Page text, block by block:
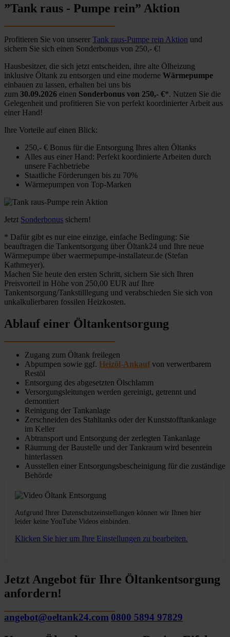
”Tank raus - Pumpe rein” Aktion
Profitieren Sie von unserer Tank raus-Pumpe rein Aktion und
sichern Sie sich einen Sonderbonus von 250,- €!
Hausbesitzer, die sich jetzt entscheiden, ihre alte Ölheizung
inklusive Öltank zu entsorgen und eine moderne Wärmepumpe
einbauen zu lassen, erhalten bei uns bis
zum 30.09.2026 einen Sonderbonus von 250,- €*. Nutzen Sie die
Gelegenheit und profitieren Sie von perfekt koordinierter Arbeit aus
einer Hand!
Ihre Vorteile auf einen Blick:
250,- € Bonus für die Entsorgung Ihres alten Öltanks
Alles aus einer Hand: Perfekt koordinierte Arbeiten durch
unsere Fachbetriebe
Staatliche Förderungen bis zu 70%
Wärmepumpen von Top-Marken
Jetzt Sonderbonus sichern!
* Dafür gibt es nur eine einzige, einfache Bedingung: Sie
beauftragen die Tankentsorgung über Öltank24 und Ihre neue
Wärmepumpe über waermepumpe-installateur.de (Stefan
Kathmeyer).
Machen Sie heute den ersten Schritt, sichern Sie sich Ihren
Preisvorteil in Höhe von 250,00 EUR auf Ihre
Tankentsorgung/Tankstilllegung und verabschieden Sie sich von
unkalkulierbaren fossilen Heizkosten.
Ablauf einer Öltankentsorgung
Zugang zum Öltank freilegen
Abpumpen sowie ggf. Heizöl-Ankauf von verwertbarem
Restöl
Entsorgung des abgesetzten Ölschlamm
Versorgungsleitungen werden gereinigt, getrennt und
demontiert
Reinigung der Tankanlage
Zerschneiden des Stahltanks oder der Kunststofftankanlage
im Keller
Abtransport und Entsorgung der zerlegten Tankanlage
Räumung der Baustelle und der Tankraum wird besenrein
hinterlassen
Ausstellen einer Entsorgungsbescheinigung für die zuständige
Behörde
Aufgrund Ihrer Datenschutzeinstellungen können wir Ihnen hier
leider keine YouTube Videos einbinden.
Klicken Sie hier um Ihre Einstellungen zu bearbeiten.
Jetzt Angebot für Ihre Öltankentsorgung
anfordern!
angebot@oeltank24.com 0800 5894 97829